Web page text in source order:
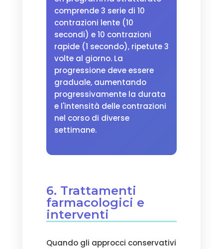
comprende 3 serie di 10
contrazioni lente (10
secondi) e 10 contrazioni
rapide (1 secondo), ripetute 3
volte al giorno. La
progressione deve essere
graduale, aumentando
progressivamente la durata
e l'intensità delle contrazioni
nel corso di diverse
settimane.
6. Trattamenti
farmacologici e
interventi
Quando gli approcci conservativi